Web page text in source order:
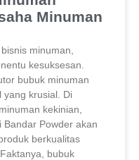
Minuman
minuman,
kesuksesan.
bubuk minuman
yang krusial. Di
kekinian,
Powder akan
berkualitas
bubuk